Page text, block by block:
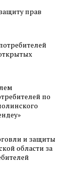
прав
по
и защиты
области за